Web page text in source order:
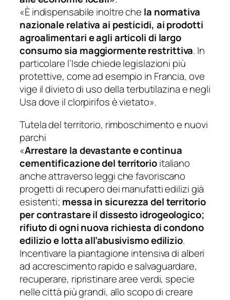
«È indispensabile inoltre che la normativa
nazionale relativa ai pesticidi, ai prodotti
agroalimentari e agli articoli di largo
consumo sia maggiormente restrittiva. In
particolare l’Isde chiede legislazioni più
protettive, come ad esempio in Francia, ove
vige il divieto di uso della terbutilazina e negli
Usa dove il clorpirifos è vietato».
Tutela del territorio, rimboschimento e nuovi
parchi
«Arrestare la devastante e continua
cementificazione del territorioitaliano
anche attraverso leggi che favoriscano
progetti di recupero dei manufatti edilizi già
esistenti; messa in sicurezza del territorio
per contrastare il dissesto idrogeologico;
rifiuto di ogni nuova richiesta di condono
edilizio e lotta all’abusivismo edilizio.
Incentivare la piantagione intensiva di alberi
ad accrescimento rapido e salvaguardare,
recuperare, ripristinare aree verdi, specie
nelle città più grandi, allo scopo di creare